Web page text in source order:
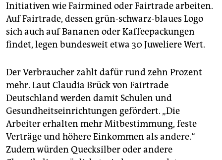
Initiativen wie Fairmined oder Fairtrade arbeiten.
Auf Fairtrade, dessen grün-schwarz-blaues Logo
sich auch auf Bananen oder Kaffeepackungen
findet, legen bundesweit etwa 30 Juweliere Wert.
Der Verbraucher zahlt dafür rund zehn Prozent
mehr. Laut Claudia Brück von Fairtrade
Deutschland werden damit Schulen und
Gesundheitseinrichtungen gefördert. „Die
Arbeiter erhalten mehr Mitbestimmung, feste
Verträge und höhere Einkommen als andere.“
Zudem würden Quecksilber oder andere